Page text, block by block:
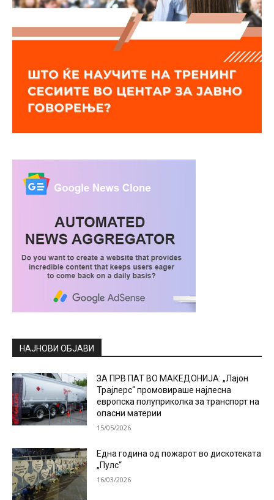
НАЈНОВИ ОБЈАВИ
ЗА ПРВ ПАТ ВО МАКЕДОНИЈА: „Лајон
Трајлерс“ промовираше најлесна
европска полуприколка за транспорт на
опасни материи
15/05/2026
Една година од пожарот во дискотеката
„Пулс“
16/03/2026